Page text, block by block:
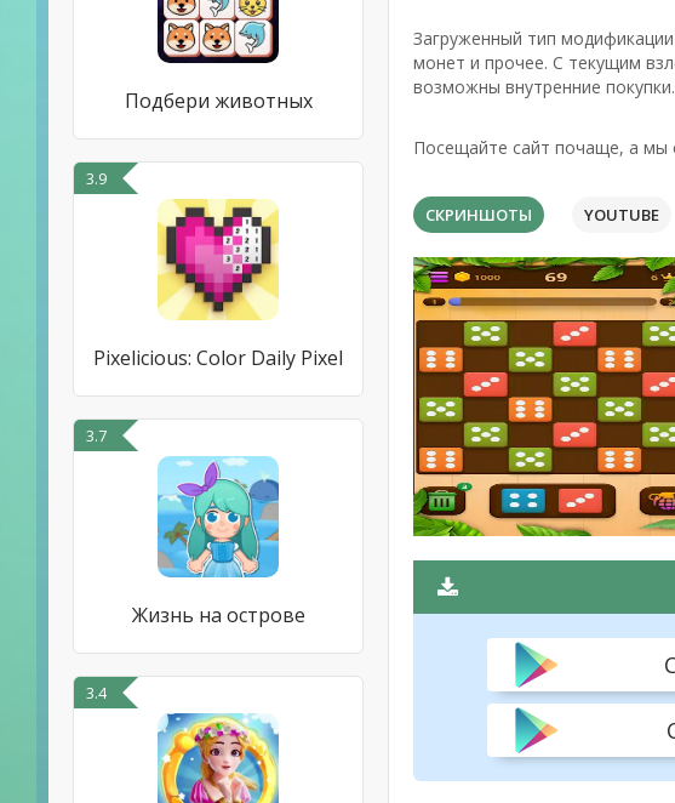
Подбери животных
3.9
Pixelicious: Color Daily Pixel
3.7
Жизнь на острове
3.4
Загруженный тип
монет и прочее. С текущим
возможны внутренние покупки.
Посещайте сайт почаще, а мы
СКРИНШОТЫ YOUTUBE